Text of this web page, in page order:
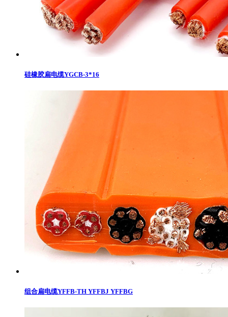
硅橡胶扁电缆YGCB-3*16
组合扁电缆YFFB-TH YFFBJ YFFBG